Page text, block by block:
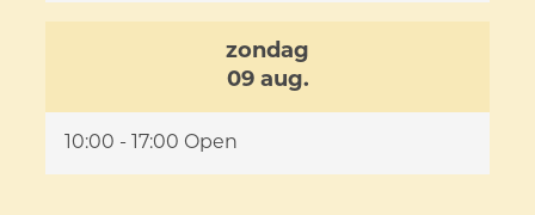
zondag
09 aug.
10:00 - 17:00 Open